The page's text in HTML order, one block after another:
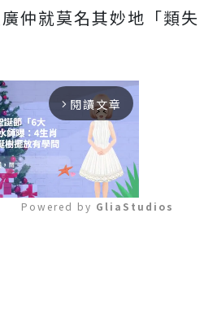
仲就莫名其妙地「類失
arrow_forward_ios 閱讀文章
Powered by GliaStudios